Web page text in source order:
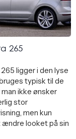
265
ligger i den lyse
typisk til de
man ikke ønsker
stor
men kun
ændre looket på sin